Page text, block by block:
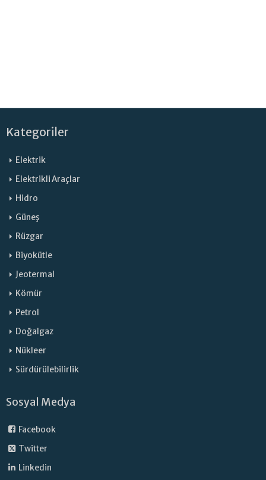
Kategoriler
Elektrik
Elektrikli Araçlar
Hidro
Güneş
Rüzgar
Biyokütle
Jeotermal
Kömür
Petrol
Doğalgaz
Nükleer
Sürdürülebilirlik
Sosyal Medya
Facebook
Twitter
Linkedin